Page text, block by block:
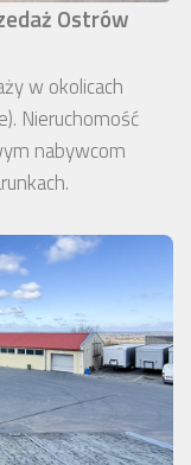
Ostrów
w okolicach
Nieruchomość
nabywcom